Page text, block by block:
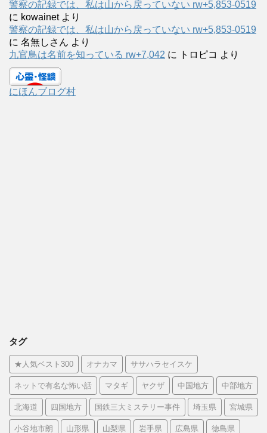
警察の記録では、私は山から戻っていない rw+5,853-0519
に kowainetより
警察の記録では、私は山から戻っていない rw+5,853-0519
に 名無しさん より
九官鳥は名前を知っている rw+7,042 に トロピコ より
にほんブログ村
タグ
★人気ベスト300 オナカマ ササハラセイスケ
ネットで有名な怖い話 マタギ ヤクザ 中国地方 中部地方
北海道 四国地方 国鉄三大ミステリー事件 埼玉県 宮城県
小谷地市朗 山形県 山梨県 岩手県 広島県 徳島県